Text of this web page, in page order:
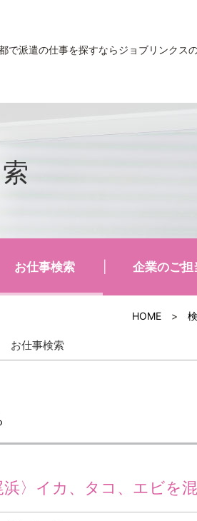
で派遣の仕事を探すならジョブリンクス
お仕事検索 企業のご担
HOME >
お仕事検索
浜〉イカ、タコ、エビ